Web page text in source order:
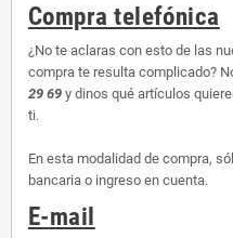
Compra telefónica
¿No te aclaras con esto de las
compra te resulta complicado?
29 69 y dinos qué artículos
ti.
En esta modalidad de compra,
bancaria o ingreso en cuenta.
E-mail